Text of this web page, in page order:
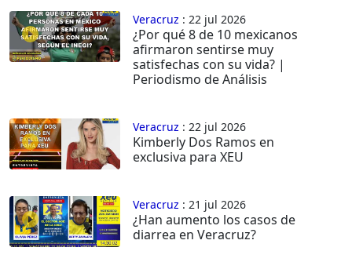
Veracruz : 22 jul 2026
¿Por qué 8 de 10 mexicanos
afirmaron sentirse muy
satisfechas con su vida? |
Periodismo de Análisis
Veracruz : 22 jul 2026
Kimberly Dos Ramos en
exclusiva para XEU
Veracruz : 21 jul 2026
¿Han aumento los casos de
diarrea en Veracruz?